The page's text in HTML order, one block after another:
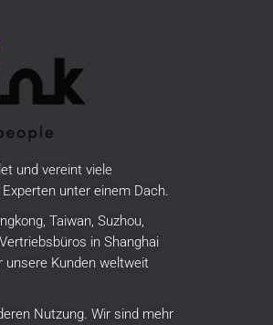
und vereint viele
unter einem Dach.
Taiwan, Suzhou,
in Shanghai
unsere Kunden weltweit
Nutzung. Wir sind mehr